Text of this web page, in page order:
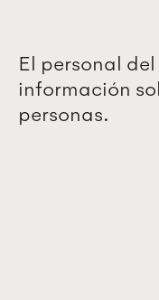
El personal
información
personas.